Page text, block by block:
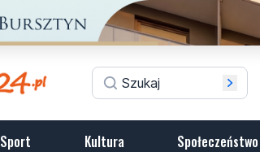
Sport Kultura Społeczeństwo